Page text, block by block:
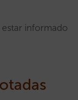
informado